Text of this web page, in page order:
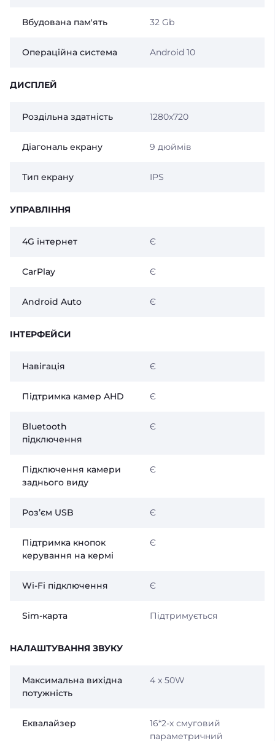
Вбудована пам'ять 32 Gb
Операційна система Android 10
ДИСПЛЕЙ
Роздільна здатність 1280x720
Діагональ екрану 9 дюймів
Тип екрану IPS
УПРАВЛІННЯ
4G інтернет Є
CarPlay Є
Android Auto Є
ІНТЕРФЕЙСИ
Навігація Є
Підтримка камер AHD Є
Bluetooth
підключення
Є
Підключення камери
заднього виду
Є
Розʼєм USB Є
Підтримка кнопок
керування на кермі
Є
Wi-Fi підключення Є
Sim-карта Підтримується
НАЛАШТУВАННЯ ЗВУКУ
Максимальна вихідна
потужність
4 x 50W
Еквалайзер
16*2-х смуговий
параметричний